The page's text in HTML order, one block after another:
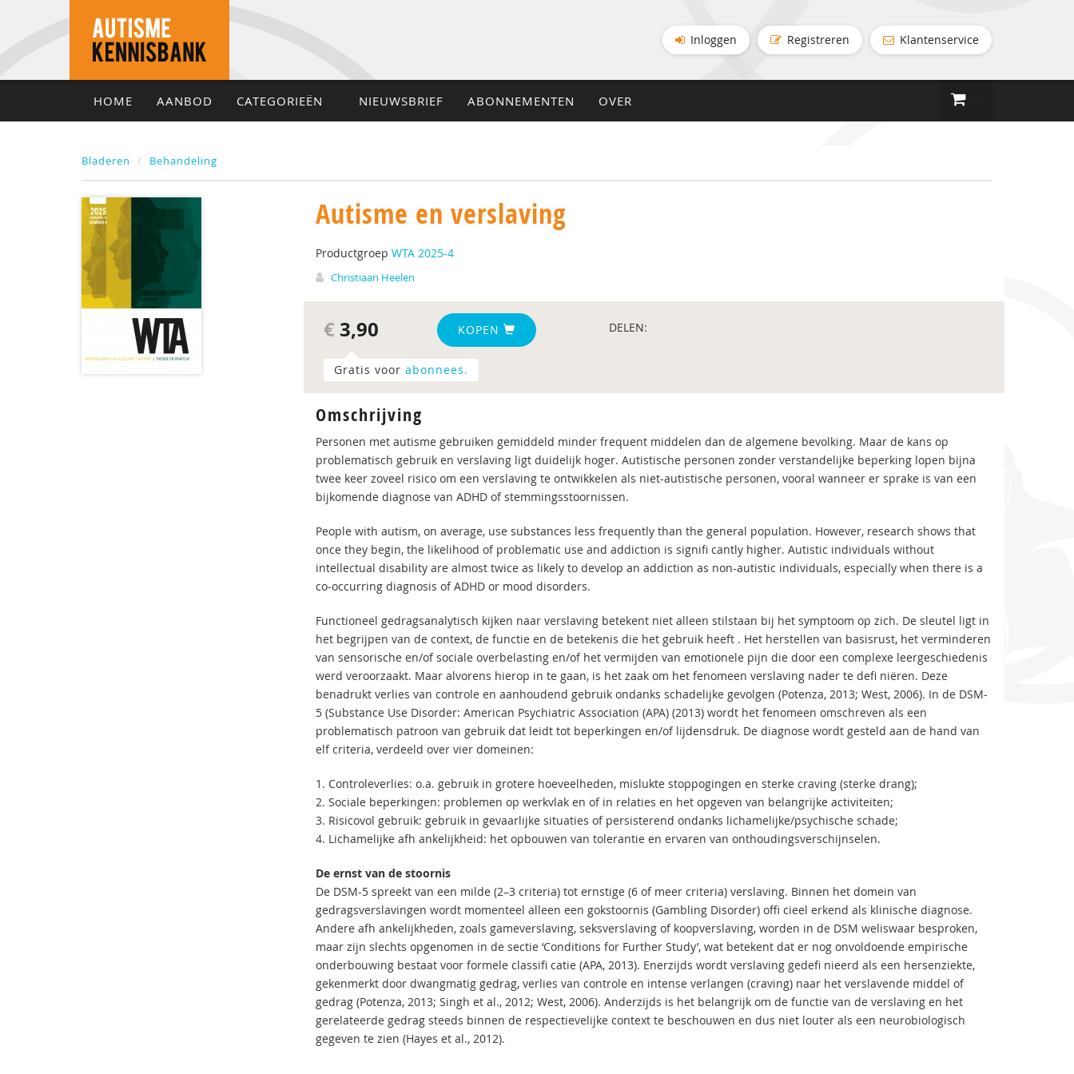
Inloggen Registreren Klantenservice
HOME AANBOD CATEGORIEËN NIEUWSBRIEF ABONNEMENTEN OVER
Bladeren Behandeling
Autisme en verslaving
Productgroep WTA 2025-4
Christiaan Heelen
€ 3,90 KOPEN DELEN:
Gratis voor abonnees.
Omschrijving
Personen met autisme gebruiken gemiddeld minder frequent middelen dan de algemene bevolking. Maar de kans op
problematisch gebruik en verslaving ligt duidelijk hoger. Autistische personen zonder verstandelijke beperking lopen bijna
twee keer zoveel risico om een verslaving te ontwikkelen als niet-autistische personen, vooral wanneer er sprake is van een
bijkomende diagnose van ADHD of stemmingsstoornissen.
People with autism, on average, use substances less frequently than the general population. However, research shows that
once they begin, the likelihood of problematic use and addiction is signifi cantly higher. Autistic individuals without
intellectual disability are almost twice as likely to develop an addiction as non-autistic individuals, especially when there is a
co-occurring diagnosis of ADHD or mood disorders.
Functioneel gedragsanalytisch kijken naar verslaving betekent niet alleen stilstaan bij het symptoom op zich. De sleutel ligt in
het begrijpen van de context, de functie en de betekenis die het gebruik heeft . Het herstellen van basisrust, het verminderen
van sensorische en/of sociale overbelasting en/of het vermijden van emotionele pijn die door een complexe leergeschiedenis
werd veroorzaakt. Maar alvorens hierop in te gaan, is het zaak om het fenomeen verslaving nader te defi niëren. Deze
benadrukt verlies van controle en aanhoudend gebruik ondanks schadelijke gevolgen (Potenza, 2013; West, 2006). In de DSM-
5 (Substance Use Disorder: American Psychiatric Association (APA) (2013) wordt het fenomeen omschreven als een
problematisch patroon van gebruik dat leidt tot beperkingen en/of lijdensdruk. De diagnose wordt gesteld aan de hand van
elf criteria, verdeeld over vier domeinen:
1. Controleverlies: o.a. gebruik in grotere hoeveelheden, mislukte stoppogingen en sterke craving (sterke drang);
2. Sociale beperkingen: problemen op werkvlak en of in relaties en het opgeven van belangrijke activiteiten;
3. Risicovol gebruik: gebruik in gevaarlijke situaties of persisterend ondanks lichamelijke/psychische schade;
4. Lichamelijke afh ankelijkheid: het opbouwen van tolerantie en ervaren van onthoudingsverschijnselen.
De ernst van de stoornis
De DSM-5 spreekt van een milde (2–3 criteria) tot ernstige (6 of meer criteria) verslaving. Binnen het domein van
gedragsverslavingen wordt momenteel alleen een gokstoornis (Gambling Disorder) offi cieel erkend als klinische diagnose.
Andere afh ankelijkheden, zoals gameverslaving, seksverslaving of koopverslaving, worden in de DSM weliswaar besproken,
maar zijn slechts opgenomen in de sectie ‘Conditions for Further Study’, wat betekent dat er nog onvoldoende empirische
onderbouwing bestaat voor formele classifi catie (APA, 2013). Enerzijds wordt verslaving gedefi nieerd als een hersenziekte,
gekenmerkt door dwangmatig gedrag, verlies van controle en intense verlangen (craving) naar het verslavende middel of
gedrag (Potenza, 2013; Singh et al., 2012; West, 2006). Anderzijds is het belangrijk om de functie van de verslaving en het
gerelateerde gedrag steeds binnen de respectievelijke context te beschouwen en dus niet louter als een neurobiologisch
gegeven te zien (Hayes et al., 2012).